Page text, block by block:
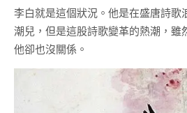
李白就是這個狀況。他是在盛唐詩歌
潮兒，但是這股詩歌變革的熱潮，雖
他卻也沒關係。